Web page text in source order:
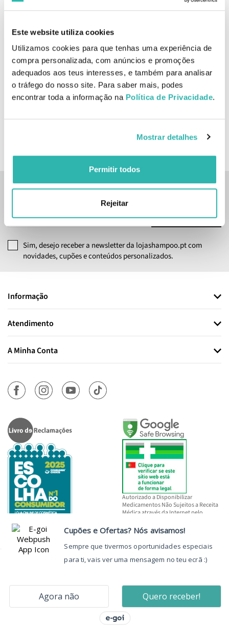
Este website utiliza cookies
Utilizamos cookies para que tenhas uma experiência de
compra personalizada, com anúncios e promoções
adequados aos teus interesses, e também para analisar
o tráfego do nosso site. Para saber mais, podes
encontrar toda a informação na Política de Privacidade.
Mostrar detalhes
Permitir todos
Rejeitar
ADICIONAR ADICIONAR
Fisiocrem Active Creme
200ml
23.59
Fisiocrem Roll-On 15 ml
9.73
ADICIONAR
Inscreve-te na nossa newsletter
SUBSCREVER
Sim, desejo receber a newsletter da lojashampoo.pt com
novidades, cupões e conteúdos personalizados.
Informação
Atendimento
A Minha Conta
Autorizado a Disponibilizar
Medicamentos Não Sujeitos a Receita
Médica através da Internet pelo